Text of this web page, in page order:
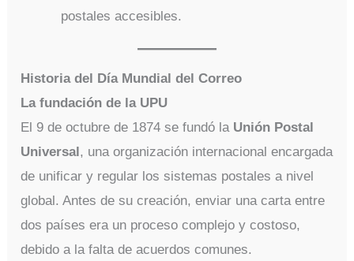
postales accesibles.
Historia del Día Mundial del Correo
La fundación de la UPU
El 9 de octubre de 1874 se fundó la Unión Postal
Universal , una organización internacional encargada
de unificar y regular los sistemas postales a nivel
global. Antes de su creación, enviar una carta entre
dos países era un proceso complejo y costoso,
debido a la falta de acuerdos comunes.